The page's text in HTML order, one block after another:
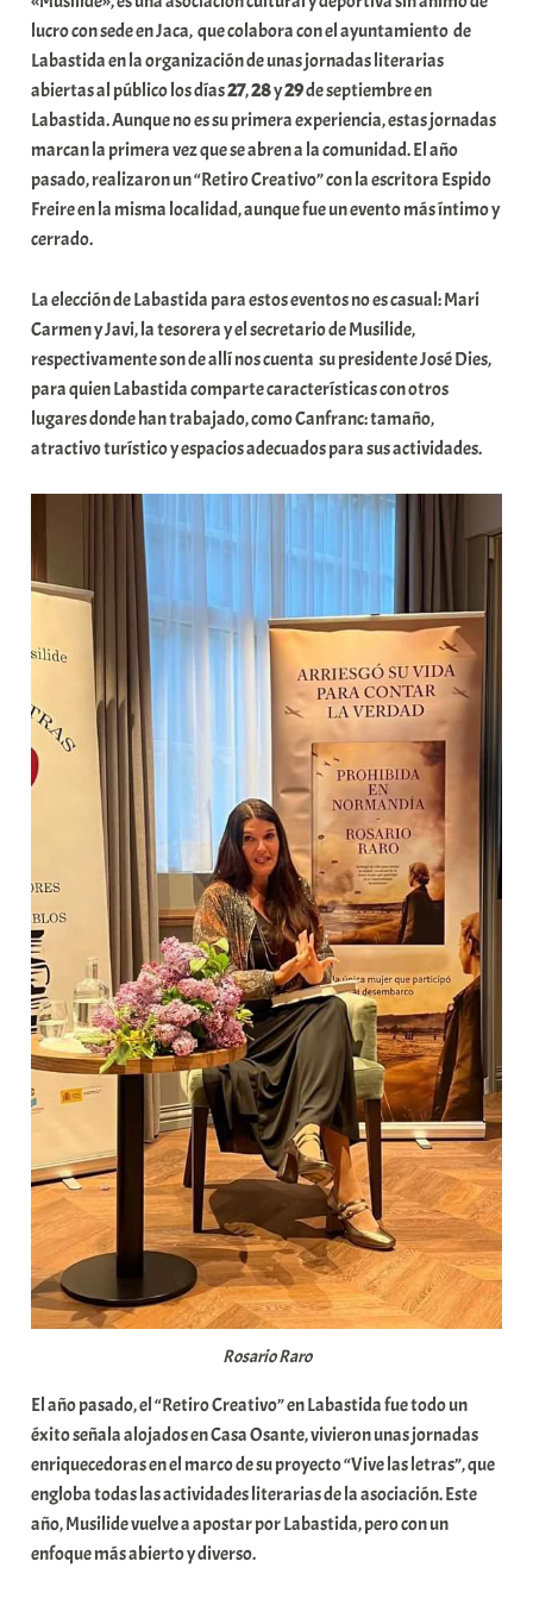
lucro con sede en Jaca, que colabora con el ayuntamiento de
Labastida en la organización de unas jornadas literarias
abiertas al público los días27,28y29de septiembre en
Labastida. Aunque no es su primera experiencia, estas jornadas
marcan la primera vez que se abren a la comunidad. El año
pasado, realizaron un “Retiro Creativo” con la escritora Espido
Freire en la misma localidad, aunque fue un evento más íntimo y
cerrado.
La elección de Labastida para estos eventos no es casual: Mari
Carmen y Javi, la tesorera y el secretario de Musilide,
respectivamente son de allí nos cuenta su presidente José Dies,
para quien Labastida comparte características con otros
lugares donde han trabajado, como Canfranc: tamaño,
atractivo turístico y espacios adecuados para sus actividades.
Rosario Raro
El año pasado, el “Retiro Creativo” en Labastida fue todo un
éxito señala alojados en Casa Osante, vivieron unas jornadas
enriquecedoras en el marco de su proyecto “Vive las letras”, que
engloba todas las actividades literarias de la asociación. Este
año, Musilide vuelve a apostar por Labastida, pero con un
enfoque más abierto y diverso.